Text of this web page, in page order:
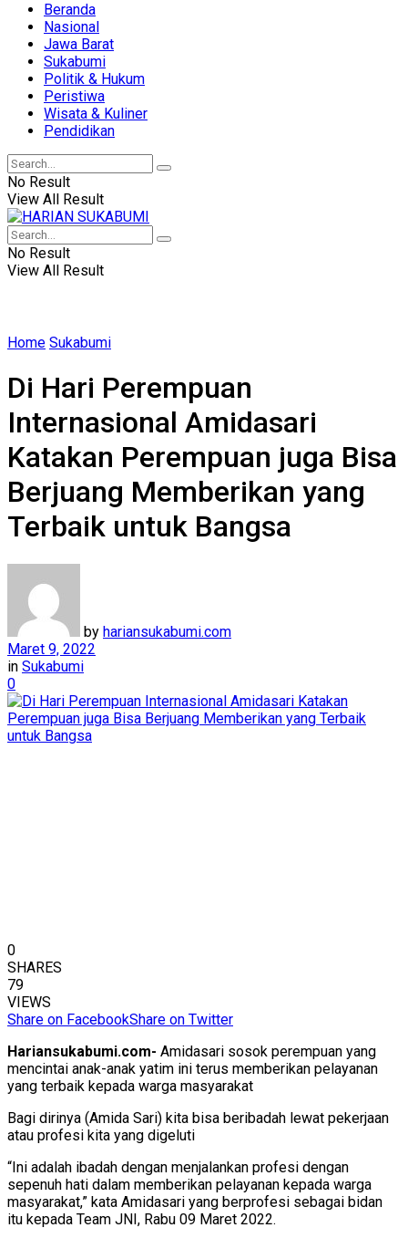
Beranda
Nasional
Jawa Barat
Sukabumi
Politik & Hukum
Peristiwa
Wisata & Kuliner
Pendidikan
No Result
View All Result
No Result
View All Result
Home Sukabumi
Di Hari Perempuan
Internasional Amidasari
Katakan Perempuan juga Bisa
Berjuang Memberikan yang
Terbaik untuk Bangsa
by hariansukabumi.com
Maret 9, 2022
in Sukabumi
0
0
SHARES
79
VIEWS
Share on FacebookShare on Twitter
Hariansukabumi.com- Amidasari sosok perempuan yang
mencintai anak-anak yatim ini terus memberikan pelayanan
yang terbaik kepada warga masyarakat
Bagi dirinya (Amida Sari) kita bisa beribadah lewat pekerjaan
atau profesi kita yang digeluti
“Ini adalah ibadah dengan menjalankan profesi dengan
sepenuh hati dalam memberikan pelayanan kepada warga
masyarakat,” kata Amidasari yang berprofesi sebagai bidan
itu kepada Team JNI, Rabu 09 Maret 2022.